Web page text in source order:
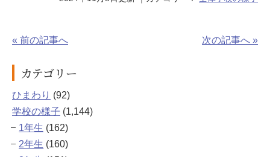
« 前の記事へ 次の記事へ »
カテゴリー
ひまわり (92)
学校の様子 (1,144)
1年生 (162)
2年生 (160)